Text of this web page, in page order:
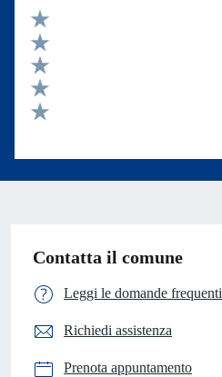
Valuta 5 stelle su 5
Valuta 4 stelle su 5
Valuta 3 stelle su 5
Valuta 2 stelle su 5
Contatta il comune
Leggi le domande frequenti
Richiedi assistenza
Prenota appuntamento